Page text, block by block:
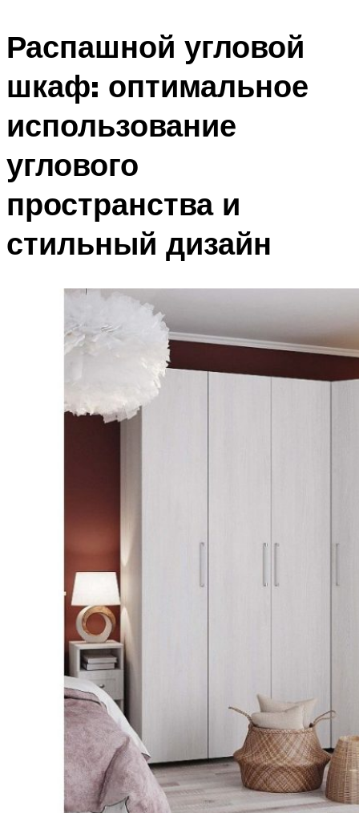
Распашной угловой
шкаф: оптимальное
использование
углового
пространства и
стильный дизайн